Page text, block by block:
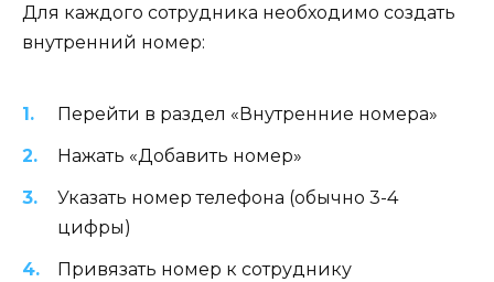
Для каждого сотрудника необходимо создать
внутренний номер:
Перейти в раздел «Внутренние номера»
Нажать «Добавить номер»
Указать номер телефона (обычно 3-4
цифры)
Привязать номер к сотруднику